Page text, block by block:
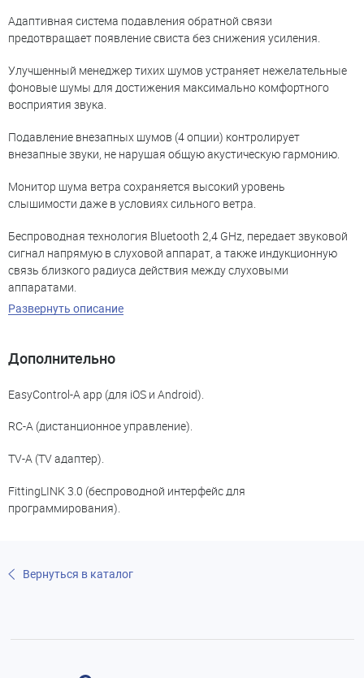
Адаптивная система подавления обратной связи
предотвращает появление свиста без снижения усиления.
Улучшенный менеджер тихих шумов устраняет нежелательные
фоновые шумы для достижения максимально комфортного
восприятия звука.
Подавление внезапных шумов (4 опции) контролирует
внезапные звуки, не нарушая общую акустическую гармонию.
Монитор шума ветра сохраняется высокий уровень
слышимости даже в условиях сильного ветра.
Беспроводная технология Bluetooth 2,4 GHz, передает звуковой
сигнал напрямую в слуховой аппарат, а также индукционную
связь близкого радиуса действия между слуховыми
аппаратами.
Развернуть описание
Дополнительно
EasyControl-A app (для iOS и Android).
RC-A (дистанционное управление).
TV-A (TV адаптер).
FittingLINK 3.0 (беспроводной интерфейс для
программирования).
Вернуться в каталог